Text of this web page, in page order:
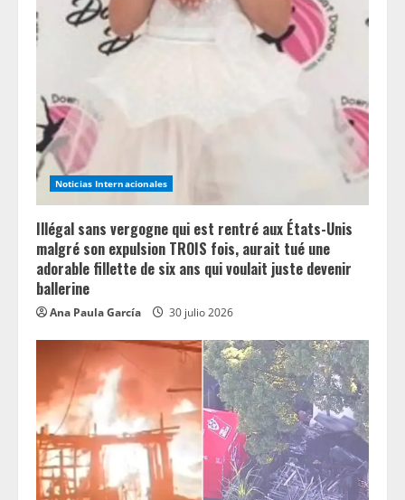
Noticias Internacionales
Illégal sans vergogne qui est rentré aux États-Unis
malgré son expulsion TROIS fois, aurait tué une
adorable fillette de six ans qui voulait juste devenir
ballerine
Ana Paula García 30 julio 2026